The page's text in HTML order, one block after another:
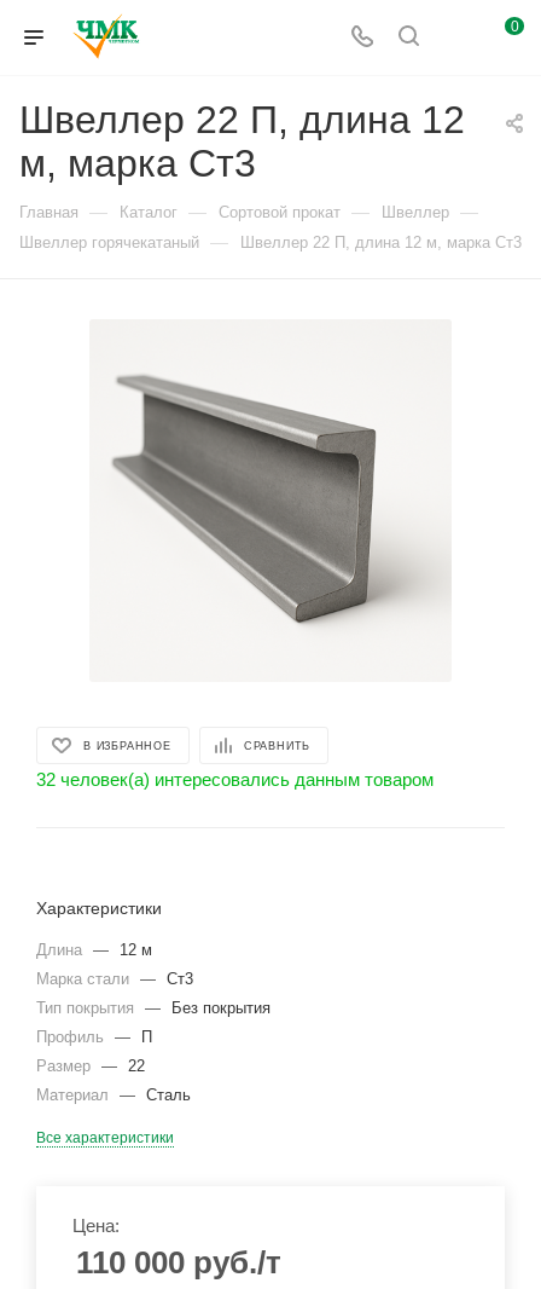
0
Швеллер 22 П, длина 12
м, марка Ст3
Главная — Каталог — Сортовой прокат — Швеллер —
Швеллер горячекатаный — Швеллер 22 П, длина 12 м, марка Ст3
В ИЗБРАННОЕ СРАВНИТЬ
32 человек(а) интересовались данным товаром
Характеристики
Длина —
12 м
Марка стали — Ст3
Тип покрытия
—
Без покрытия
Профиль
—
П
Размер — 22
Материал
— Сталь
Все характеристики
Цена:
110 000 руб./т